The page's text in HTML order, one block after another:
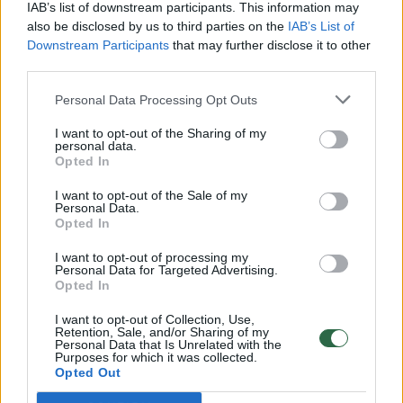
IAB’s list of downstream participants. This information may
also be disclosed by us to third parties on the IAB’s List of
Downstream Participants that may further disclose it to other
Personal Data Processing Opt Outs
I want to opt-out of the Sharing of my
personal data.
Opted In
I want to opt-out of the Sale of my
Personal Data.
Opted In
I want to opt-out of processing my
Personal Data for Targeted Advertising.
Opted In
I want to opt-out of Collection, Use,
Retention, Sale, and/or Sharing of my
Personal Data that Is Unrelated with the
Purposes for which it was collected.
Opted Out
vaikus: jiems kilusi grėsmė
Žinios | Lietuvos diena
vaiko gyvybių išgelbėti nepavyko
Žinios | Lietuvos diena
Nufilmavo, kaip patvino Vilniaus Vakarinis aplinkkelis:
vaizdas pribloškia
Žinios | Lietuvos diena
00:02:01
„Pagarba pirmajai premjerei“: pasidalijo jautriais
prisiminimais apie Kazimierą Prunskienę
Žinios | Lietuvos diena